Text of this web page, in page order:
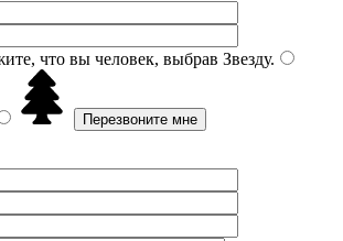
что вы человек, выбрав Звезду.